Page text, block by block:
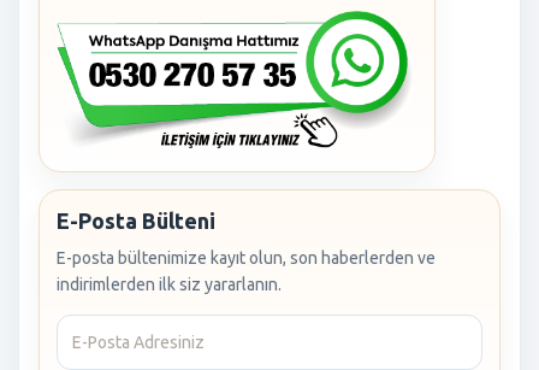
E-Posta Bülteni
E-posta bültenimize kayıt olun, son haberlerden ve
indirimlerden ilk siz yararlanın.